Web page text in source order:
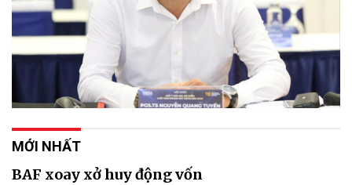
MỚI NHẤT
BAF xoay xở huy động vốn